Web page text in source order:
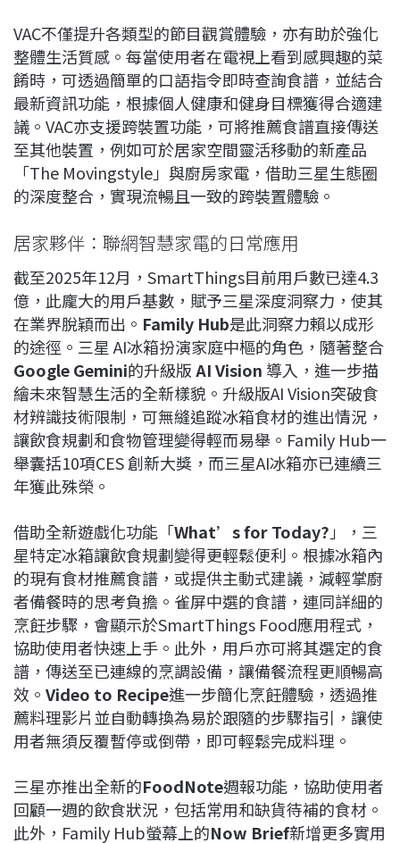
VAC不僅提升各類型的節目觀賞體驗，亦有助於強化
整體生活質感。每當使用者在電視上看到感興趣的菜
餚時，可透過簡單的口語指令即時查詢食譜，並結合
最新資訊功能，根據個人健康和健身目標獲得合適建
議。VAC亦支援跨裝置功能，可將推薦食譜直接傳送
至其他裝置，例如可於居家空間靈活移動的新產品
「The Movingstyle」與廚房家電，借助三星生態圈
的深度整合，實現流暢且一致的跨裝置體驗。
居家夥伴：聯網智慧家電的日常應用
截至2025年12月，SmartThings目前用戶數已達4.3
億，此龐大的用戶基數，賦予三星深度洞察力，使其
在業界脫穎而出。 Family Hub是此洞察力賴以成形
的途徑。三星 AI冰箱扮演家庭中樞的角色，隨著整合
Google Gemini的升級版AI Vision 導入，進一步描
繪未來智慧生活的全新樣貌。升級版AI Vision突破食
材辨識技術限制，可無縫追蹤冰箱食材的進出情況，
讓飲食規劃和食物管理變得輕而易舉。Family Hub一
舉囊括10項CES 創新大獎，而三星AI冰箱亦已連續三
年獲此殊榮。
借助全新遊戲化功能「What’s for Today? 」，三
星特定冰箱讓飲食規劃變得更輕鬆便利。根據冰箱內
的現有食材推薦食譜，或提供主動式建議，減輕掌廚
者備餐時的思考負擔。雀屏中選的食譜，連同詳細的
烹飪步驟，會顯示於SmartThings Food應用程式，
協助使用者快速上手。此外，用戶亦可將其選定的食
譜，傳送至已連線的烹調設備，讓備餐流程更順暢高
效。 Video to Recipe進一步簡化烹飪體驗，透過推
薦料理影片並自動轉換為易於跟隨的步驟指引，讓使
用者無須反覆暫停或倒帶，即可輕鬆完成料理。
三星亦推出全新的FoodNote週報功能，協助使用者
回顧一週的飲食狀況，包括常用和缺貨待補的食材。
此外，Family Hub螢幕上的Now Brief新增更多實用